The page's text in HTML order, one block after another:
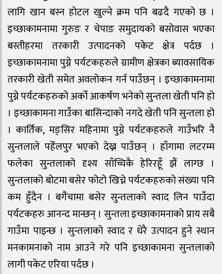
लागि खान बस्न होटल खुल्ने क्रम पनि बढदै गएको छ ।
इच्छाकामनामा गुरुङ र चेपाङ समुदायको बसोवास भएका
बस्तीहरमा तरकारी उत्पादनको पकेट क्षेत्र पर्दछ ।
इच्छाकामनामा पुग्ने पर्यटकहरुले ग्रामीण क्षेत्रका ब्यावसायिक
तरकारी खेती समेत अवलोकन गर्न पाउँछन् । इच्छाकामनामा
पुग्ने पर्यटकहरुको अर्को आकर्षण भनेको सुन्तला खेती पनि हो
। इच्छाकामना गाउँका बासिन्दाको नगदे खेती पनि सुन्तला हो
। कार्तिक, मङ्सिर महिनामा पुग्ने पर्यटकहरुले गाउँभरि नै
सुन्तलाले पहेँलपुर भएको देख्न पाउँछन् । हाँगामा लटरम्म
फलेका सुन्तलाको दृश्य साँच्चिकै हेरिरहूँ झैं लाग्छ ।
सुन्तलाको बोटमा बसेर फोटो खिच्ने पर्यटकहरुको संख्या पनि
कम हुँदैन । बगैंचामा बसेर सुन्तलाको स्वाद लिन पाउँदा
पर्यटकहरु आनन्द मान्छन् । सुन्तला इच्छाकामनाको प्राय सबै
गाउँमा पाइन्छ । सुन्तलाको स्वाद र धेरै उत्पादन हुने स्थान
मनकामनाको नाम आउने गरे पनि इच्छाकामना सुन्तलाको
लागी पकेट एरिया पर्दछ ।